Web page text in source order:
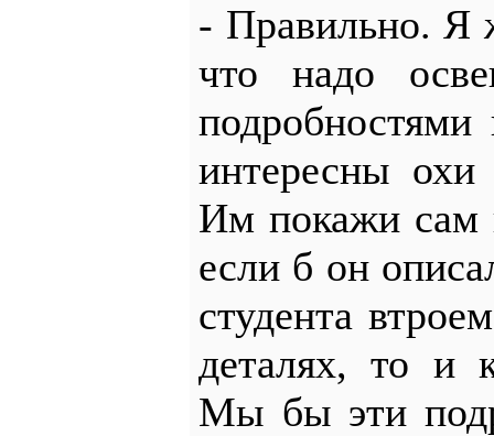
- Правильно. Я
что надо
интересны
Им покажи сам
если б он
студента
деталях, то и
Мы бы эти